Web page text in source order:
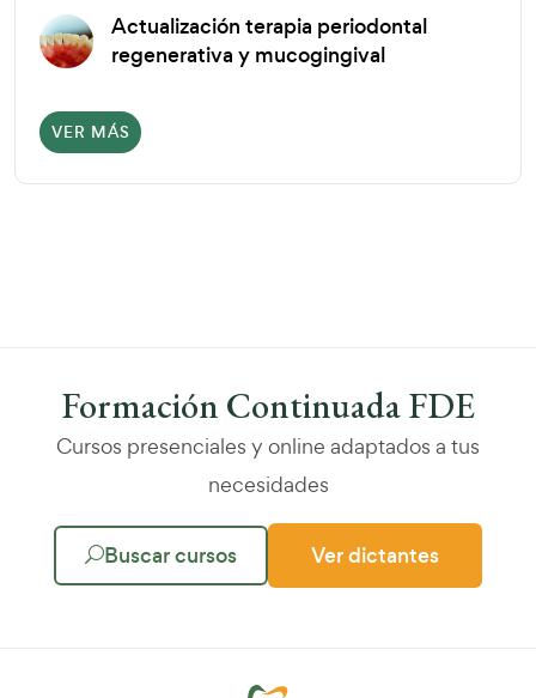
Actualización terapia periodontal
regenerativa y mucogingival
VER MÁS
Formación Continuada FDE
Cursos presenciales y online adaptados a tus
necesidades
Buscar cursos Ver dictantes